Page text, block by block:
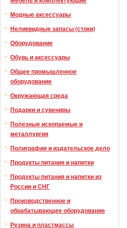
Модные аксессуары
Неликвидные запасы (стоки)
Оборудование
Обувь и аксессуары
Общее промышленное
оборудование
Окружающая среда
Подарки и сувениры
Полезные ископаемые и
металлургия
Полиграфия и издательское дело
Продукты питания и напитки
Продукты питания и напитки из
России и СНГ
Производственное и
обрабатывающее оборудование
Резина и пластмассы